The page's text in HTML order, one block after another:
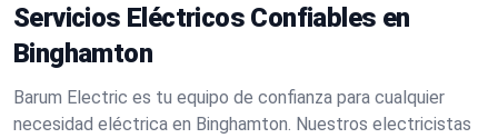
Servicios Eléctricos Confiables en
Binghamton
Barum Electric es tu equipo de confianza para cualquier
necesidad eléctrica en Binghamton. Nuestros electricistas